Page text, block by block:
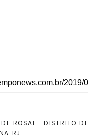
ROSAL - DISTRITO
RJ